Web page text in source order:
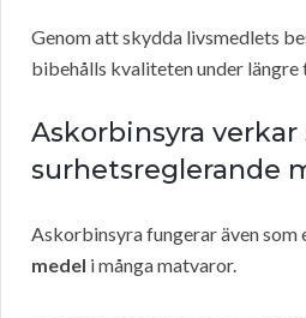
Genom att skydda livsmedlets
bibehålls kvaliteten under längre
Askorbinsyra verkar
surhetsreglerande
Askorbinsyra fungerar även som
medel i många matvaror.